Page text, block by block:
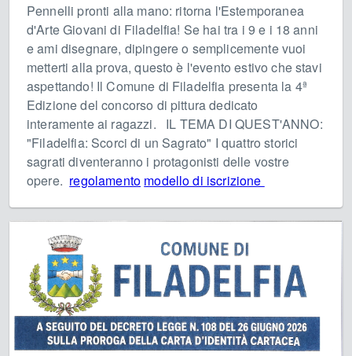
Pennelli pronti alla mano: ritorna l'Estemporanea
d'Arte Giovani di Filadelfia! Se hai tra i 9 e i 18 anni
e ami disegnare, dipingere o semplicemente vuoi
metterti alla prova, questo è l'evento estivo che stavi
aspettando! Il Comune di Filadelfia presenta la 4ª
Edizione del concorso di pittura dedicato
interamente ai ragazzi. IL TEMA DI QUEST'ANNO:
"Filadelfia: Scorci di un Sagrato" I quattro storici
sagrati diventeranno i protagonisti delle vostre
opere. regolamento modello di iscrizione